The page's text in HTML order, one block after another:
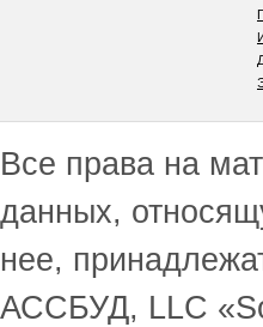
Все права на
данных,
нее,
АССБУД, LLC